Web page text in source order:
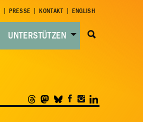
PRESSE KONTAKT ENGLISH
UNTERSTÜTZEN